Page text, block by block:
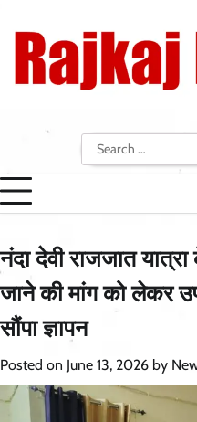
content
Search
for:
नंदा देवी राजजात
जाने की मांग को लेकर
सौंपा ज्ञापन
Posted on June 13, 2026 by